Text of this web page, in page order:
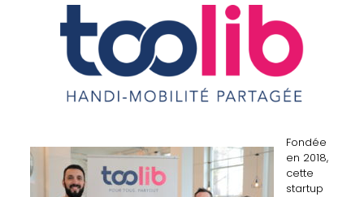
Fondée
en 2018,
cette
startup